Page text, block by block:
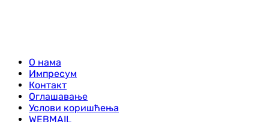
О нама
Импресум
Контакт
Оглашавање
Услови коришћења
WEBMAIL